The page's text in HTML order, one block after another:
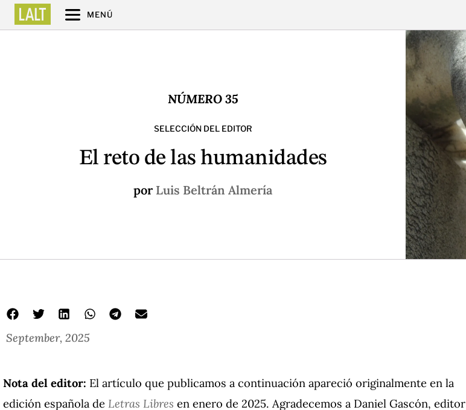
MENÚ
NÚMERO 35
SELECCIÓN DEL EDITOR
El reto de las humanidades
por Luis Beltrán Almería
September, 2025
Nota del editor: El artículo que publicamos a continuación apareció originalmente en la
edición española de Letras Libres en enero de 2025. Agradecemos a Daniel Gascón, editor